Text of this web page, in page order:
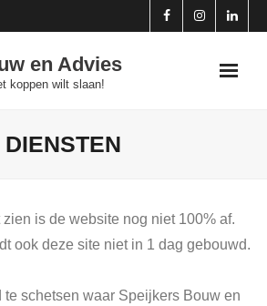
en Advies
koppen wilt slaan!
DIENSTEN
is de website nog niet 100% af.
ook deze site niet in 1 dag gebouwd.
te schetsen waar Speijkers Bouw en